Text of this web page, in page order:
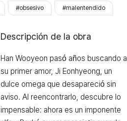
#obsesivo #malentendido
Descripción de la obra
Han Wooyeon pasó años buscando a
su primer amor, Ji Eonhyeong, un
dulce omega que desapareció sin
aviso. Al reencontrarlo, descubre lo
impensable: ahora es un imponente